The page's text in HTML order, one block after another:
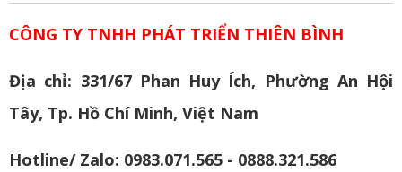
CÔNG TY TNHH PHÁT TRIỂN THIÊN BÌNH
Địa chỉ: 331/67 Phan Huy Ích, Phường An Hội
Tây, Tp. Hồ Chí Minh, Việt Nam
Hotline/ Zalo: 0983.071.565 - 0888.321.586